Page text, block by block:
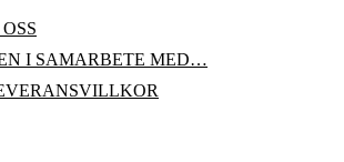
I SAMARBETE MED…